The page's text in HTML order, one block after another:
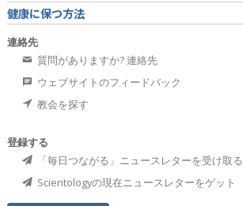
健康に保つ方法
連絡先
質問がありますか? 連絡先
ウェブサイトのフィードバック
教会を探す
登録する
「毎日つながる」ニュースレターを受け取る
Scientologyの現在ニュースレターをゲット